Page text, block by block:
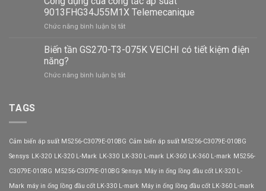
tải
áp
cao
năng
quan
trọng
biến
T4-
9013FHG34J55M1X Telemecanique
Chức năng bình luận bị tắtở
dụng
tắc
Biến tần GS270-T3-075K VEICHI có tiết kiệm điện
năng?
Chức năng bình luận bị tắtở
có
tiết
điện
năng?
TAGS
Cảm biến áp suất M5256-C3079E-010BG Cảm biến áp suất M5256-C3079E-010BG
Sensys LK-320 LK-320 L-Mark LK-330 LK-330 L-mark LK-360 LK-360 L-mark M5256-
C3079E-010BG M5256-C3079E-010BG Sensys Máy in ống lồng đầu cốt LK-320 L-
Mark máy in ống lồng đầu cốt LK-330 L-mark Máy in ống lồng đầu cốt LK-360 L-mark